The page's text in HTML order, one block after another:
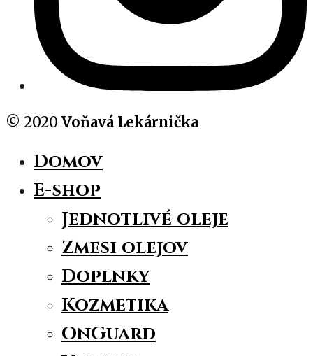
© 2020 Voňavá Lekárnička
Domov
E-shop
Jednotlivé oleje
Zmesi olejov
Doplnky
Kozmetika
OnGuard